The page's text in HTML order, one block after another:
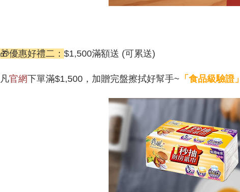
🎁優惠好禮二： $1,500滿額送 (可累送)
凡官網下單滿$1,500，加贈完盤擦拭好幫手~ 「食品級驗證